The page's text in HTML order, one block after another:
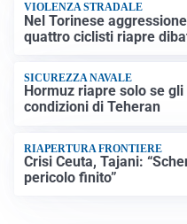
VIOLENZA STRADALE
Nel Torinese
quattro ciclisti riapre
SICUREZZA NAVALE
Hormuz riapre solo se
condizioni di Teheran
RIAPERTURA FRONTIERE
Crisi Ceuta, Tajani:
pericolo finito”